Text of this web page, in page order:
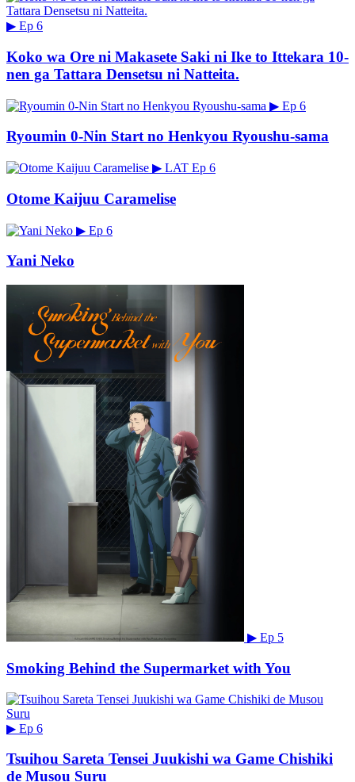
▶ Ep 6
Koko wa Ore ni Makasete Saki ni Ike to Ittekara 10-
nen ga Tattara Densetsu ni Natteita.
▶ Ep 6
Ryoumin 0-Nin Start no Henkyou Ryoushu-sama
▶ LAT Ep 6
Otome Kaijuu Caramelise
▶ Ep 6
Yani Neko
▶ Ep 5
Smoking Behind the Supermarket with You
▶ Ep 6
Tsuihou Sareta Tensei Juukishi wa Game Chishiki
de Musou Suru